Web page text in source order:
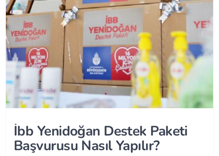
İbb Yenidoğan Destek Paketi
Başvurusu Nasıl Yapılır?